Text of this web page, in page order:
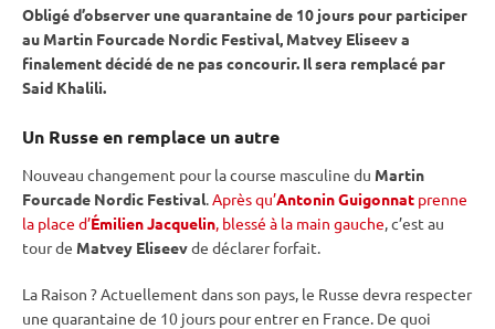
Obligé d’observer une quarantaine de 10 jours pour participer
au Martin Fourcade Nordic Festival, Matvey Eliseev a
finalement décidé de ne pas concourir. Il sera remplacé par
Said Khalili.
Un Russe en remplace un autre
Nouveau changement pour la course masculine du Martin
Fourcade Nordic Festival.Après qu’Antonin Guigonnat prenne
la place d’Émilien Jacquelin, blessé à la main gauche, c’est au
tour de Matvey Eliseevde déclarer forfait.
La Raison ? Actuellement dans son pays, le Russe devra respecter
une quarantaine de 10 jours pour entrer en France. De quoi